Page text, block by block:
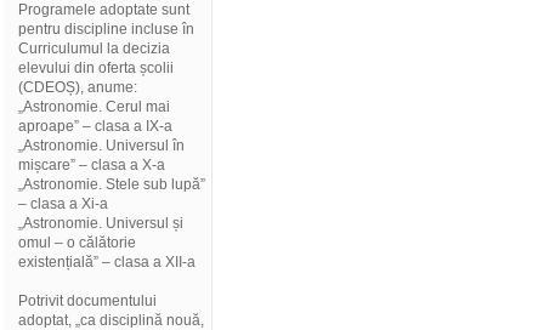
Programele adoptate sunt
pentru discipline incluse în
Curriculumul la decizia
elevului din oferta școlii
(CDEOȘ), anume:
„Astronomie. Cerul mai
aproape” – clasa a IX-a
„Astronomie. Universul în
mișcare” – clasa a X-a
„Astronomie. Stele sub lupă”
– clasa a Xi-a
„Astronomie. Universul și
omul – o călătorie
existențială” – clasa a XII-a
Potrivit documentului
adoptat, „ca disciplină nouă,